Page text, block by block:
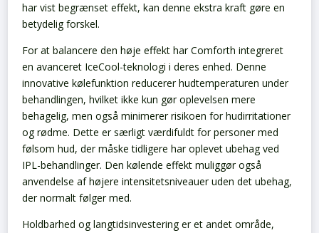
har vist begrænset effekt, kan denne ekstra kraft gøre en
betydelig forskel.
For at balancere den høje effekt har Comforth integreret
en avanceret IceCool-teknologi i deres enhed. Denne
innovative kølefunktion reducerer hudtemperaturen under
behandlingen, hvilket ikke kun gør oplevelsen mere
behagelig, men også minimerer risikoen for hudirritationer
og rødme. Dette er særligt værdifuldt for personer med
følsom hud, der måske tidligere har oplevet ubehag ved
IPL-behandlinger. Den kølende effekt muliggør også
anvendelse af højere intensitetsniveauer uden det ubehag,
der normalt følger med.
Holdbarhed og langtidsinvestering er et andet område,